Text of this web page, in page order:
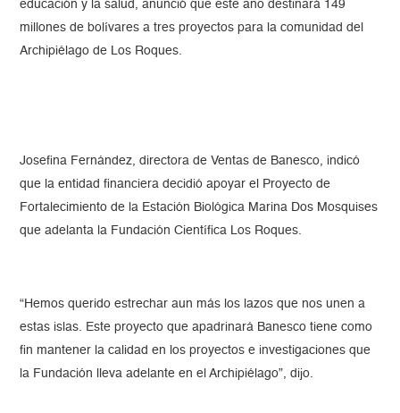
educación y la salud, anunció que este año destinará 149
millones de bolívares a tres proyectos para la comunidad del
Archipiélago de Los Roques.
Josefina Fernández, directora de Ventas de Banesco, indicó
que la entidad financiera decidió apoyar el Proyecto de
Fortalecimiento de la Estación Biológica Marina Dos Mosquises
que adelanta la Fundación Científica Los Roques.
“Hemos querido estrechar aun más los lazos que nos unen a
estas islas. Este proyecto que apadrinará Banesco tiene como
fin mantener la calidad en los proyectos e investigaciones que
la Fundación lleva adelante en el Archipiélago”, dijo.